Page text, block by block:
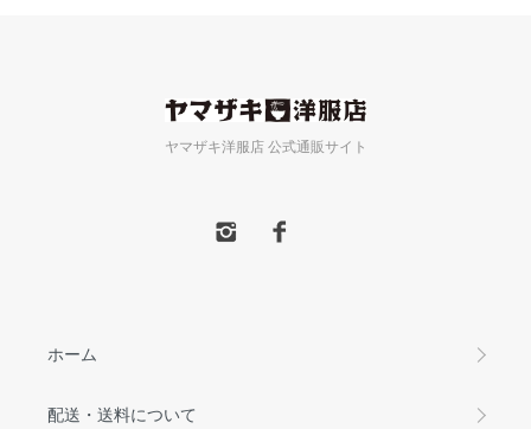
ヤマザキ洋服店 公式通販サイト
ホーム
配送・送料について